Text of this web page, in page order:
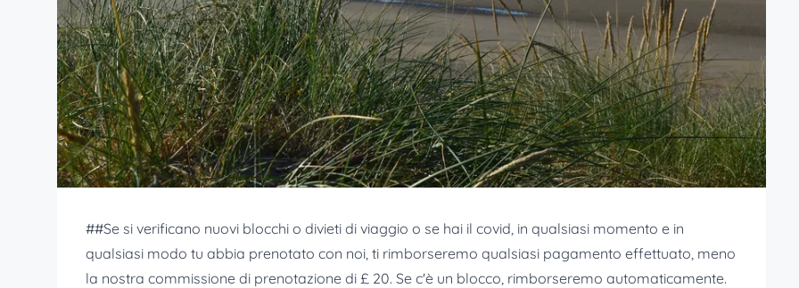
##Se si verificano nuovi blocchi o divieti di viaggio o se hai il covid, in qualsiasi momento e in
qualsiasi modo tu abbia prenotato con noi, ti rimborseremo qualsiasi pagamento effettuato, meno
la nostra commissione di prenotazione di £ 20. Se c'è un blocco, rimborseremo automaticamente.